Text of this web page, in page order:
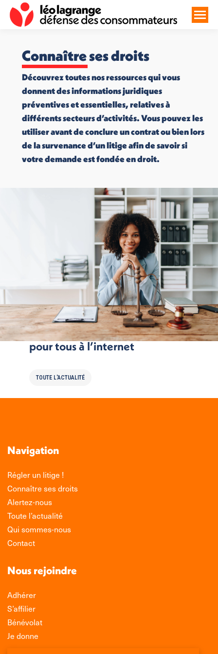
Connaître ses droits
Découvrez toutes nos ressources qui vous
donnent des informations juridiques
préventives et essentielles, relatives à
différents secteurs d’activités. Vous pouvez les
utiliser avant de conclure un contrat ou bien lors
de la survenance d’un litige afin de savoir si
votre demande est fondée en droit.
Le FSL numérique ou le droit
pour tous à l’internet
TOUTE L'ACTUALITÉ
Navigation
Régler un litige !
Connaître ses droits
Alertez-nous
Toute l’actualité
Qui sommes-nous
Contact
Nous rejoindre
Adhérer
S’affilier
Bénévolat
Je donne